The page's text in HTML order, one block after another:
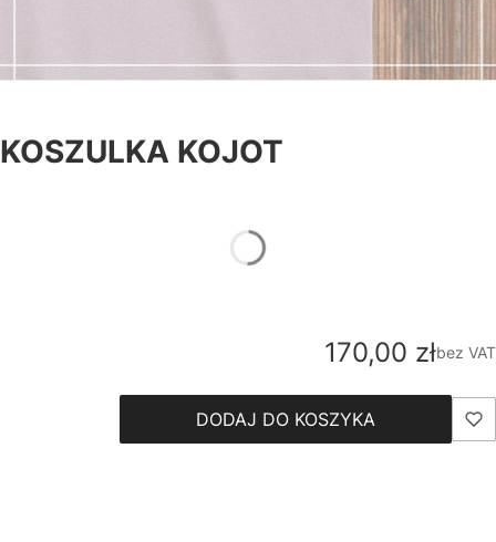
KOSZULKA KOJOT
Cena
170,00 złbez VAT
DODAJ DO KOSZYKA